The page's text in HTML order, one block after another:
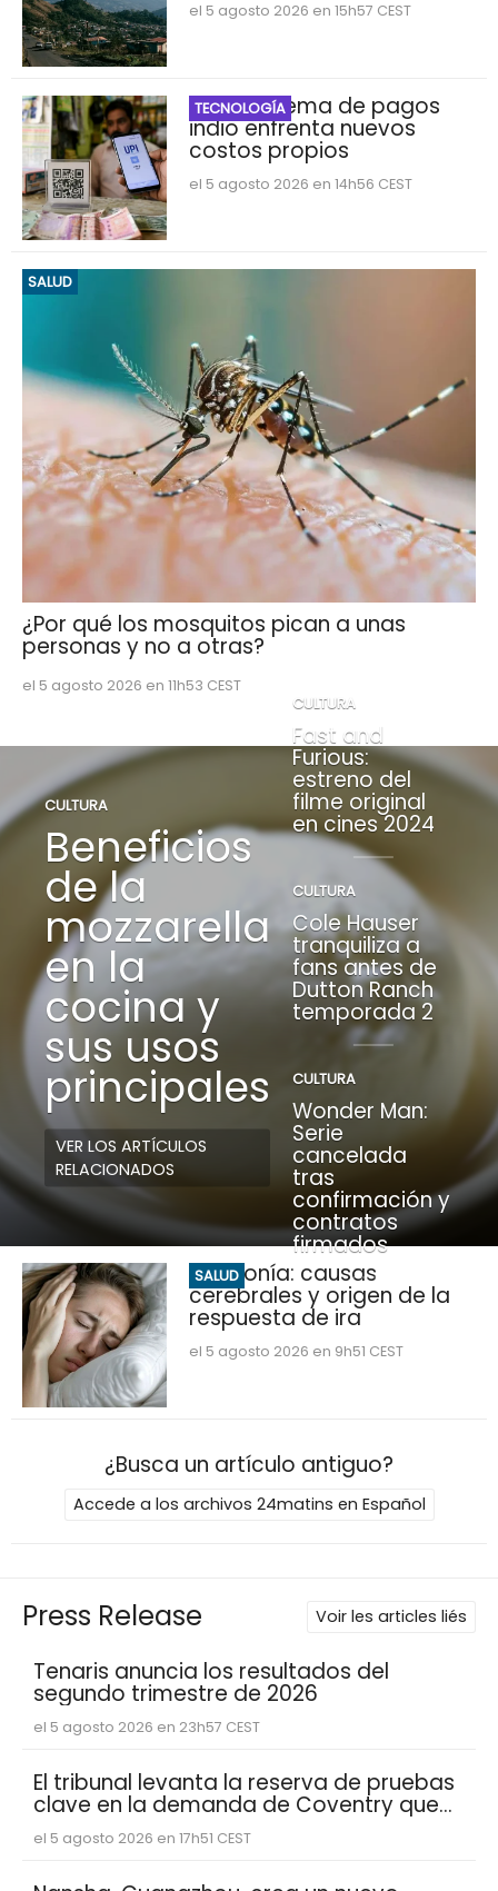
el 5 agosto 2026 en 15h57 CEST
TECNOLOGÍA
UPI: El sistema de pagos
indio enfrenta nuevos
costos propios
el 5 agosto 2026 en 14h56 CEST
SALUD
¿Por qué los mosquitos pican a unas
personas y no a otras?
el 5 agosto 2026 en 11h53 CEST
CULTURA
Beneficios
de la
mozzarella
en la
cocina y
sus usos
principales
VER LOS ARTÍCULOS
RELACIONADOS
CULTURA
Fast and
Furious:
estreno del
filme original
en cines 2024
CULTURA
Cole Hauser
tranquiliza a
fans antes de
Dutton Ranch
temporada 2
CULTURA
Wonder Man:
Serie
cancelada
tras
confirmación y
contratos
firmados
SALUD
Misofonía: causas
cerebrales y origen de la
respuesta de ira
el 5 agosto 2026 en 9h51 CEST
¿Busca un artículo antiguo?
Accede a los archivos 24matins en Español
Press Release Voir les articles liés
Tenaris anuncia los resultados del
segundo trimestre de 2026
el 5 agosto 2026 en 23h57 CEST
El tribunal levanta la reserva de pruebas
clave en la demanda de Coventry que
muestran que Abacus Global
Management se basó en estimaciones
el 5 agosto 2026 en 17h51 CEST